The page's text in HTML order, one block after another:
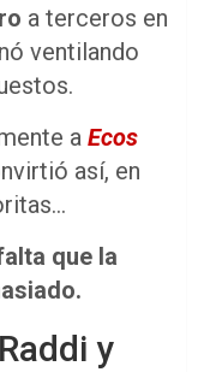
a terceros en
ventilando
a Ecos
así, en
que la
y